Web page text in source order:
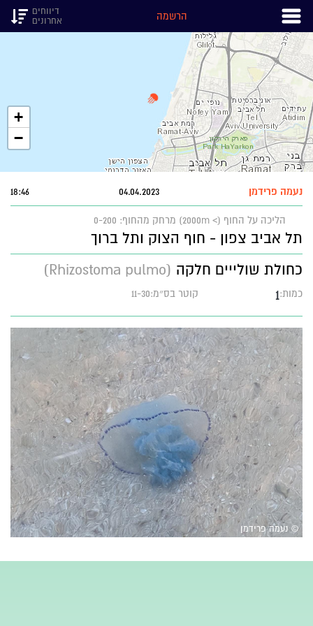
הרשמה
דיווחים
אחרונים
+
−
נעמה פרידמן 04.04.2023
18:46
הליכה על החוף (> 2000m) מרחק מהחוף: 0-200
תל אביב צפון - חוף הצוק ותל ברוך
כחולת שולייים חלקה (Rhizostoma pulmo)
כמות:1 קוטר בס״מ:11-30
© נעמה פרידמן